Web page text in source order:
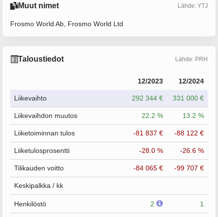
Muut nimet Lähde: YTJ
Frosmo World Ab, Frosmo World Ltd
Taloustiedot Lähde: PRH
12/2023 12/2024
Liikevaihto 292 344 € 331 000 €
Liikevaihdon muutos 22.2 % 13.2 %
Liiketoiminnan tulos -81 837 € -88 122 €
Liiketulosprosentti -28.0 % -26.6 %
Tilikauden voitto -84 065 € -99 707 €
Keskipalkka / kk
Henkilöstö 2 1